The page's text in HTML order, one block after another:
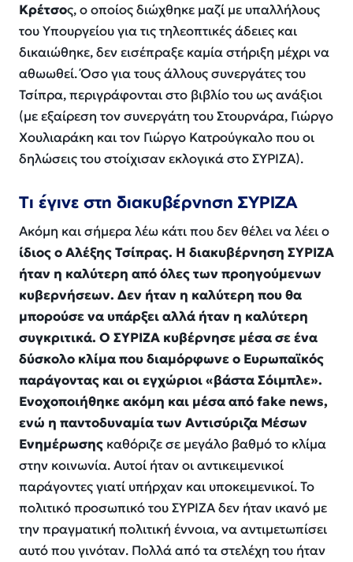
Κρέτσος, ο οποίος διώχθηκε μαζί με υπαλλήλους
του Υπουργείου για τις τηλεοπτικές άδειες και
δικαιώθηκε, δεν εισέπραξε καμία στήριξη μέχρι να
αθωωθεί. Όσο για τους άλλους συνεργάτες του
Τσίπρα, περιγράφονται στο βιβλίο του ως ανάξιοι
(με εξαίρεση τον συνεργάτη του Στουρνάρα, Γιώργο
Χουλιαράκη και τον Γιώργο Κατρούγκαλο που οι
δηλώσεις του στοίχισαν εκλογικά στο ΣΥΡΙΖΑ).
Τι έγινε στη διακυβέρνηση ΣΥΡΙΖΑ
Ακόμη και σήμερα λέω κάτι που δεν θέλει να λέει ο
ίδιος ο Αλέξης Τσίπρας. Η διακυβέρνηση ΣΥΡΙΖΑ
ήταν η καλύτερη από όλες των προηγούμενων
κυβερνήσεων. Δεν ήταν η καλύτερη που θα
μπορούσε να υπάρξει αλλά ήταν η καλύτερη
συγκριτικά. Ο ΣΥΡΙΖΑ κυβέρνησε μέσα σε ένα
δύσκολο κλίμα που διαμόρφωνε ο Ευρωπαϊκός
παράγοντας και οι εγχώριοι «βάστα Σόιμπλε».
Ενοχοποιήθηκε ακόμη και μέσα από fake news,
ενώ η παντοδυναμία των Αντισύριζα Μέσων
Ενημέρωσης καθόριζε σε μεγάλο βαθμό το κλίμα
στην κοινωνία. Αυτοί ήταν οι αντικειμενικοί
παράγοντες γιατί υπήρχαν και υποκειμενικοί. Το
πολιτικό προσωπικό του ΣΥΡΙΖΑ δεν ήταν ικανό με
την πραγματική πολιτική έννοια, να αντιμετωπίσει
αυτό που γινόταν. Πολλά από τα στελέχη του ήταν